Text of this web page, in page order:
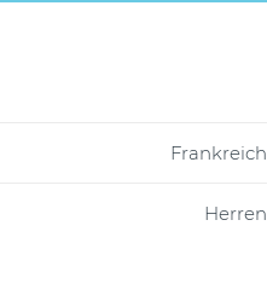
Frankreich
Herren